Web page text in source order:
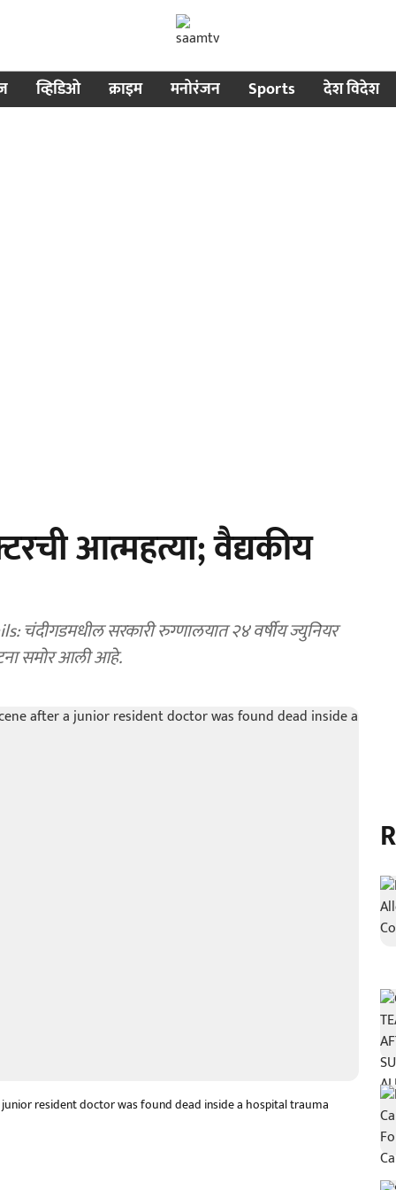
व्हिडिओ क्राइम मनोरंजन Sports देश विदेश
आत्महत्या; वैद्यकीय
सरकारी रुग्णालयात २४ वर्षीय ज्युनियर
समोर आली आहे.
resident doctor was found dead inside a hospital trauma